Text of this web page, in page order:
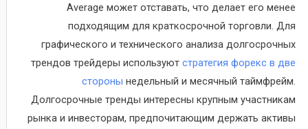
Average может отставать, что делает его менее
подходящим для краткосрочной торговли. Для
графического и технического анализа долгосрочных
трендов трейдеры используютстратегия форекс в две
стороны недельный и месячный таймфрейм.
Долгосрочные тренды интересны крупным участникам
рынка и инвесторам, предпочитающим держать активы